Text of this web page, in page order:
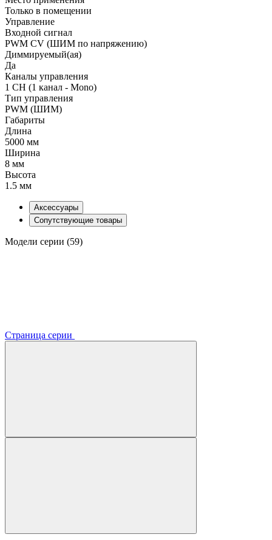
Только в помещении
Управление
Входной сигнал
PWM СV (ШИМ по напряжению)
Диммируемый(ая)
Да
Каналы управления
1 CH (1 канал - Mono)
Тип управления
PWM (ШИМ)
Габариты
Длина
5000 мм
Ширина
8 мм
Высота
1.5 мм
Аксессуары
Сопутствующие товары
Модели серии (59)
Страница серии